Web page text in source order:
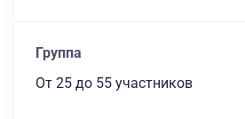
Группа
От 25 до 55 участников